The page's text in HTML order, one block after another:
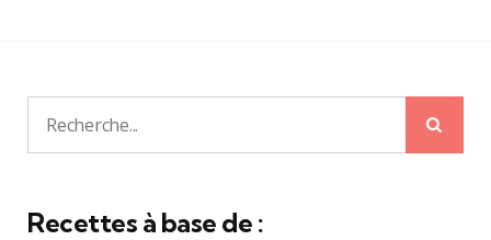
Recherche
pour:
Recettes à base de :